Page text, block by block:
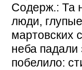
Содерж.: Та
люди,
мартовских
неба падали
побелило: